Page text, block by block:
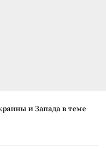
и Запада в теме